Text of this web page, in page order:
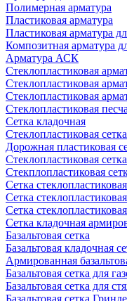
Полимерная арматура
Пластиковая арматура
Пластиковая арматура
Композитная арматура
Арматура АСК
Cтеклопластиковая
Стеклопластиковая
Стеклопластиковая
Стеклопластиковая
Сетка кладочная
Стеклопластиковая сетка
Дорожная пластиковая
Стеклопластиковая
Стекплопластиковая
Сетка
Сетка
Сетка
Сетка кладочная
Базальтовая сетка
Базальтовая кладочная
Армированная
Базальтовая сетка для
Базальтовая сетка для
Базальтовая сетка